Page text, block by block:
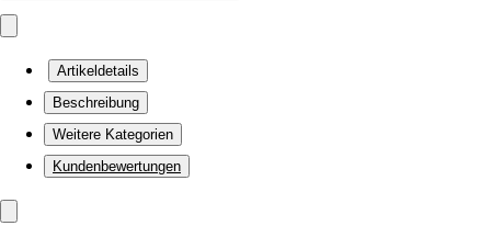
Artikeldetails
Beschreibung
Weitere Kategorien
Kundenbewertungen